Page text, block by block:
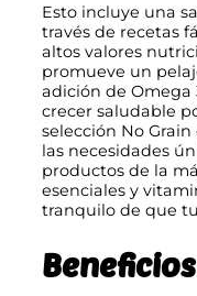
a
i
n
c
a
n
t
i
d
a
d
Esto incluye una
través de recetas
altos valores
promueve un
adición de Omega
crecer saludable
selección No
las necesidades
productos de la
esenciales y
tranquilo de que